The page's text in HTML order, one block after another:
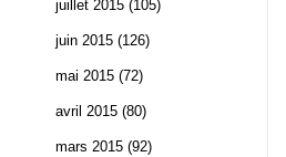
juillet 2015 (105)
juin 2015 (126)
mai 2015 (72)
avril 2015 (80)
mars 2015 (92)